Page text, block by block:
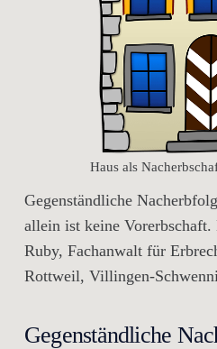
Haus als
Gegenständliche
allein ist keine
Ruby, Fachanwalt für
Rottweil, Villingen-
Gegenständliche